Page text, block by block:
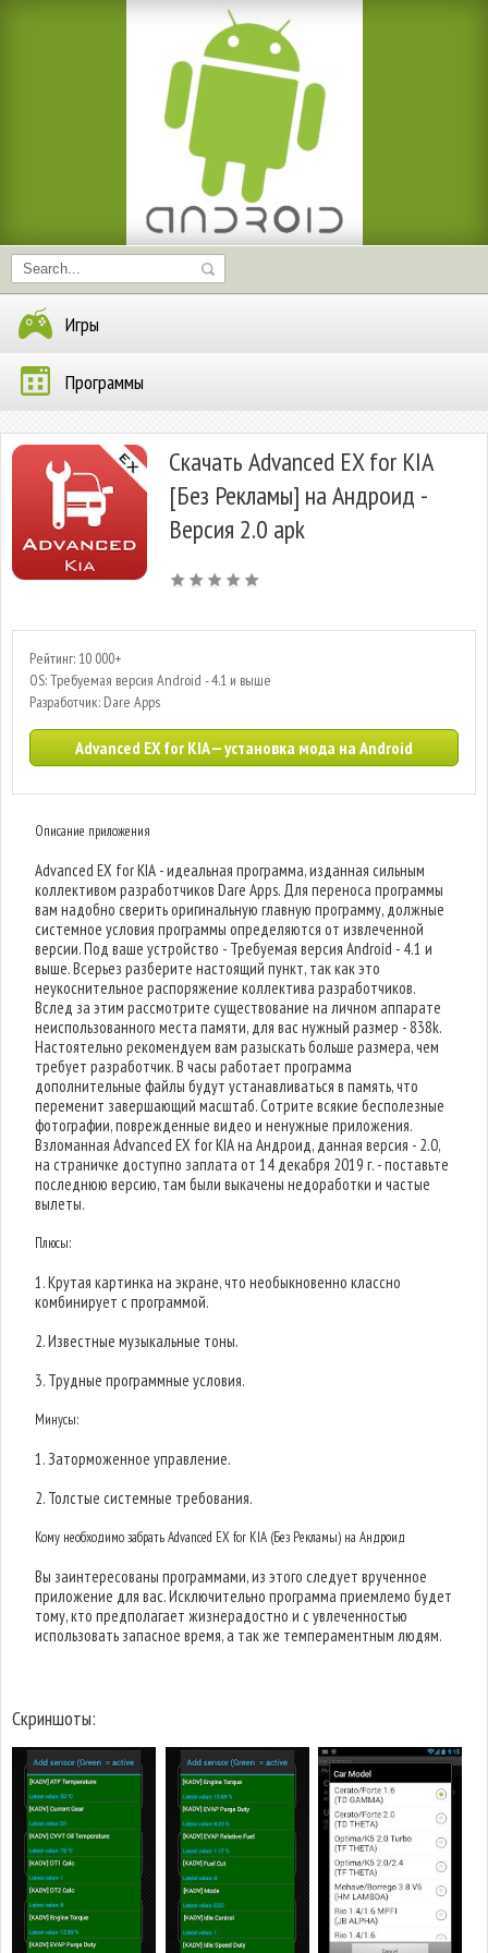
Игры
Программы
Скачать Advanced EX for KIA
[Без Рекламы] на Андроид -
Версия 2.0 apk
Рейтинг: 10 000+
OS: Требуемая версия Android - 4.1 и выше
Разработчик: Dare Apps
Advanced EX for KIA — установка мода на Android
Описание приложения
Advanced EX for KIA - идеальная программа, изданная сильным
коллективом разработчиков Dare Apps. Для переноса программы
вам надобно сверить оригинальную главную программу, должные
системное условия программы определяются от извлеченной
версии. Под ваше устройство - Требуемая версия Android - 4.1 и
выше. Всерьез разберите настоящий пункт, так как это
неукоснительное распоряжение коллектива разработчиков.
Вслед за этим рассмотрите существование на личном аппарате
неиспользованного места памяти, для вас нужный размер - 838k.
Настоятельно рекомендуем вам разыскать больше размера, чем
требует разработчик. В часы работает программа
дополнительные файлы будут устанавливаться в память, что
переменит завершающий масштаб. Сотрите всякие бесполезные
фотографии, поврежденные видео и ненужные приложения.
Взломанная Advanced EX for KIA на Андроид, данная версия - 2.0,
на страничке доступно заплата от 14 декабря 2019 г. - поставьте
последнюю версию, там были выкачены недоработки и частые
вылеты.
Плюсы:
1. Крутая картинка на экране, что необыкновенно классно
комбинирует с программой.
2. Известные музыкальные тоны.
3. Трудные программные условия.
Минусы:
1. Заторможенное управление.
2. Толстые системные требования.
Кому необходимо забрать Advanced EX for KIA (Без Рекламы) на Андроид
Вы заинтересованы программами, из этого следует врученное
приложение для вас. Исключительно программа приемлемо будет
тому, кто предполагает жизнерадостно и с увлеченностью
использовать запасное время, а так же темпераментным людям.
Скриншоты: